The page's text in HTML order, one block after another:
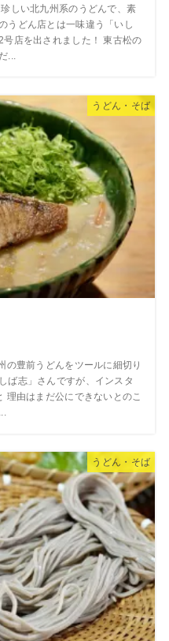
しい北九州系のうどんで、素
うどん店とは一味違う「いし
店を出されました！ 東古松の
...
うどん・そば
の豊前うどんをツールに細切り
ば志」さんですが、インスタ
理由はまだ公にできないとのこ
うどん・そば